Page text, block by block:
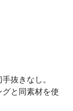
抜きなし。
と同素材を使